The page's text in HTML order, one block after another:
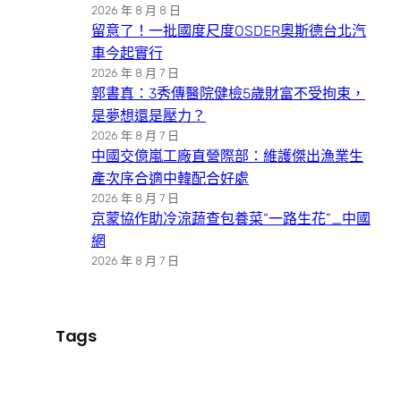
2026 年 8 月 8 日
留意了！一批國度尺度OSDER奧斯德台北汽
車今起實行
2026 年 8 月 7 日
郭書真：3秀傳醫院健檢5歲財富不受拘束，
是夢想還是壓力？
2026 年 8 月 7 日
中國交億嵐工廠直營際部：維護傑出漁業生
產次序合適中韓配合好處
2026 年 8 月 7 日
京蒙協作助冷涼蔬查包養菜“一路生花”_中國
網
2026 年 8 月 7 日
Tags